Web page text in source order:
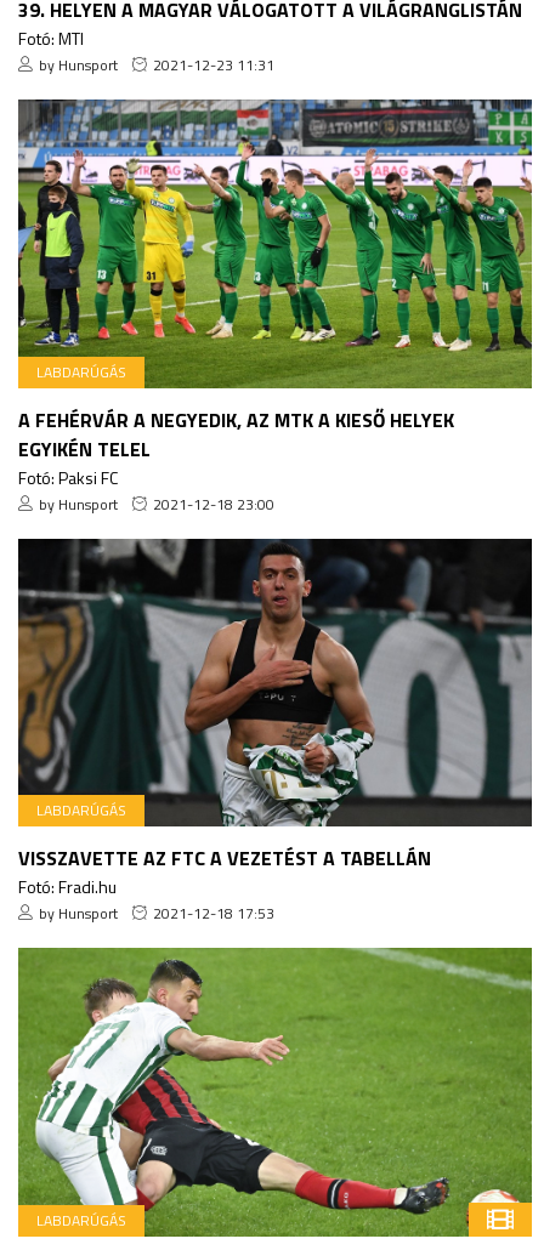
39. HELYEN A MAGYAR VÁLOGATOTT A VILÁGRANGLISTÁN
Fotó: MTI
by Hunsport 2021-12-23 11:31
LABDARÚGÁS
A FEHÉRVÁR A NEGYEDIK, AZ MTK A KIESŐ HELYEK
EGYIKÉN TELEL
Fotó: Paksi FC
by Hunsport 2021-12-18 23:00
LABDARÚGÁS
VISSZAVETTE AZ FTC A VEZETÉST A TABELLÁN
Fotó: Fradi.hu
by Hunsport 2021-12-18 17:53
LABDARÚGÁS